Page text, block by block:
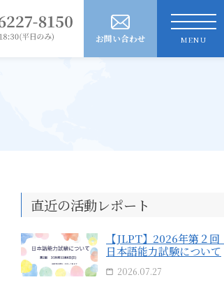
お問い合わせ MENU
直近の活動レポート
【JLPT】2026年第２回
日本語能力試験について
2026.07.27